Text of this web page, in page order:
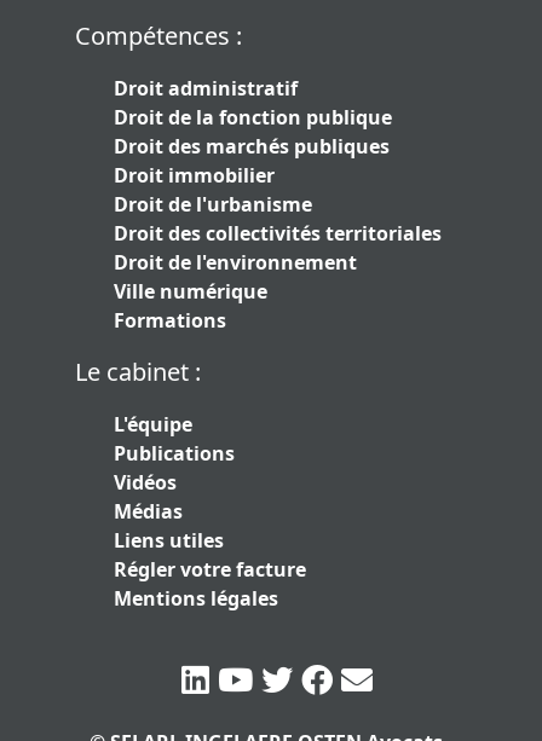
Compétences :
Droit administratif
Droit de la fonction publique
Droit des marchés publiques
Droit immobilier
Droit de l'urbanisme
Droit des collectivités territoriales
Droit de l'environnement
Ville numérique
Formations
Le cabinet :
L'équipe
Publications
Vidéos
Médias
Liens utiles
Régler votre facture
Mentions légales